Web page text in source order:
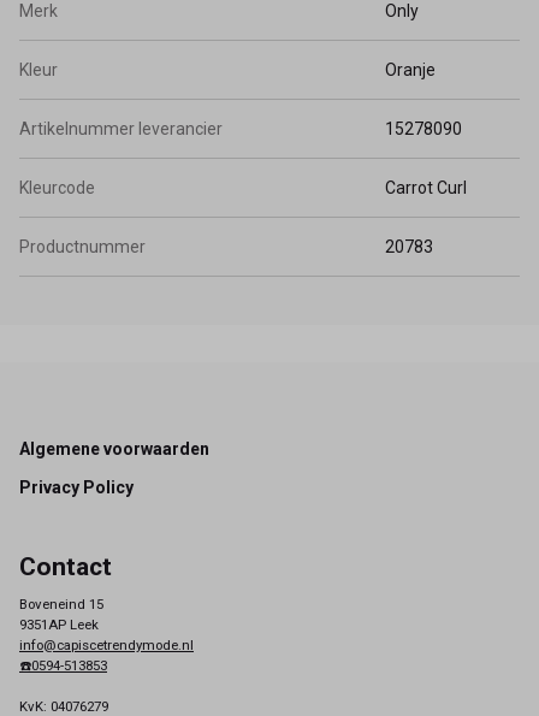
Merk Only
Kleur Oranje
Artikelnummer leverancier 15278090
Kleurcode Carrot Curl
Productnummer 20783
Footer
Algemene voorwaarden
Privacy Policy
Contact
Boveneind 15
9351AP Leek
info@capiscetrendymode.nl
☎️0594-513853
KvK: 04076279